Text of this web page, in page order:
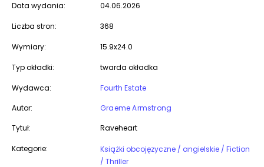
Data wydania: 04.06.2026
Liczba stron: 368
Wymiary: 15.9x24.0
Typ okładki: twarda okładka
Wydawca:
Fourth Estate
Autor:
Graeme Armstrong
Tytuł:
Raveheart
Kategorie:
Książki obcojęzyczne / angielskie / Fiction
/ Thriller